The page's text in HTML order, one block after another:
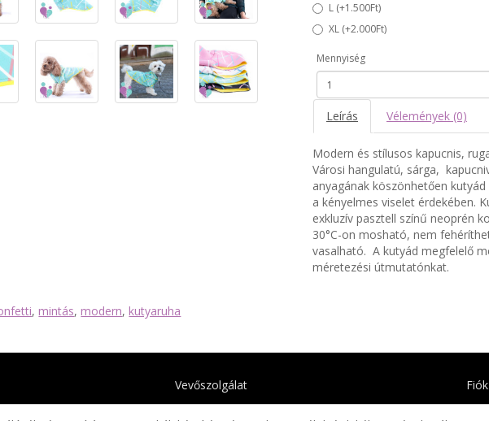
L (+1.500Ft)
XL (+2.000Ft)
Mennyiség
Leírás Vélemények (0)
Modern és stílusos kapucnis,
Városi hangulatú, sárga,
anyagának köszönhetően
a kényelmes viselet érdekében.
exkluzív pasztell színű neoprén
30°C-on mosható, nem
vasalható. A kutyád megfelelő
méretezési útmutatónkat.
,mintás,modern,kutyaruha
Vevőszolgálat
Kapcsolat
Fiók
Fiók